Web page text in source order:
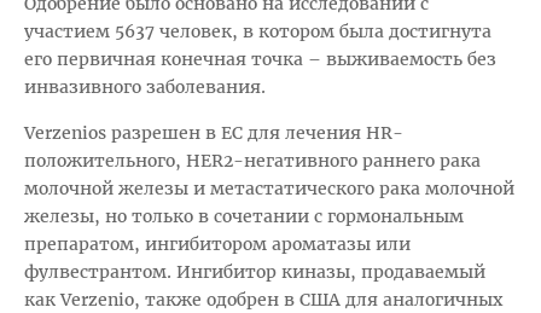
участием 5637 человек, в котором была достигнута
его первичная конечная точка – выживаемость без
инвазивного заболевания.
Verzenios разрешен в ЕС для лечения HR-
положительного, HER2-негативного раннего рака
молочной железы и метастатического рака молочной
железы, но только в сочетании с гормональным
препаратом, ингибитором ароматазы или
фулвестрантом. Ингибитор киназы, продаваемый
как Verzenio, также одобрен в США для аналогичных